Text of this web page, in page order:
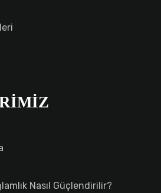
Nasıl Güçlendirilir?